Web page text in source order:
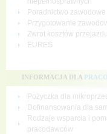
Poradnictwo zawodowe
Przygotowanie
Zwrot kosztów
EURES
INFORMACJA DLA
Pożyczka dla
Dofinansowania dla
Rodzaje wsparcia i
pracodawców